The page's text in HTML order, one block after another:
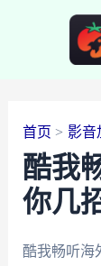
首页 影音
酷我
你几
酷我畅听海